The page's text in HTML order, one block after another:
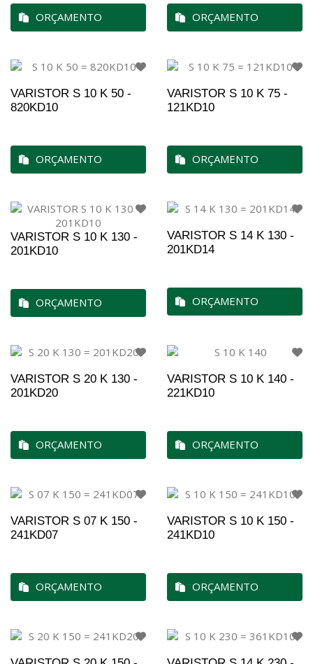
ORÇAMENTO ORÇAMENTO
VARISTOR S 10 K 50 -
820KD10
ORÇAMENTO
VARISTOR S 10 K 75 -
121KD10
ORÇAMENTO
VARISTOR S 10 K 130 -
201KD10
ORÇAMENTO
VARISTOR S 14 K 130 -
201KD14
ORÇAMENTO
VARISTOR S 20 K 130 -
201KD20
ORÇAMENTO
VARISTOR S 10 K 140 -
221KD10
ORÇAMENTO
VARISTOR S 07 K 150 -
241KD07
ORÇAMENTO
VARISTOR S 10 K 150 -
241KD10
ORÇAMENTO